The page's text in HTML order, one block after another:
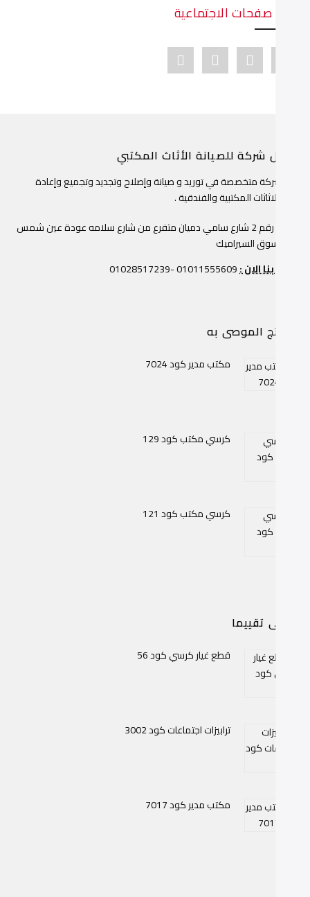
صفحات الاجتماعية
Facebook link
Instagram link
Pinterest link
Youtube link
شركة للصيانة الأثاث المكتبي
شركة متخصصة في توريد و صيانة وإصلاح وتجديد وتجميع وإعادة
الاثاثات المكتبية والفندقية .
عمارة رقم 2 شارع سامي دميان متفرع من شارع سلامه عودة عين شمس
سوق السيراميك
بنا الان :01011555609 -01028517239
الموصى به
مكتب مدير كود 7024
كرسي مكتب كود 129
كرسي مكتب كود 121
تقييما
قطع غيار كرسي كود 56
ترابيزات اجتماعات كود 3002
مكتب مدير كود 7017